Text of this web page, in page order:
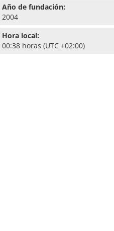
Año de fundación:
2004
Hora local:
00:38 horas (UTC +02:00)